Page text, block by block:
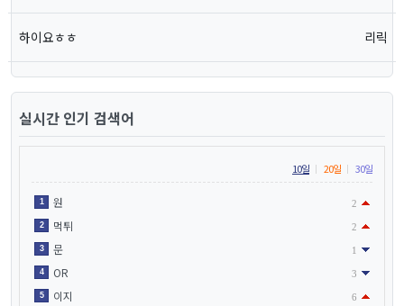
하이요ㅎㅎ 리릭
실시간 인기 검색어
10일 20일 30일
1 원 2
2 먹튀 2
3 문 1
4 OR 3
5 이지 6